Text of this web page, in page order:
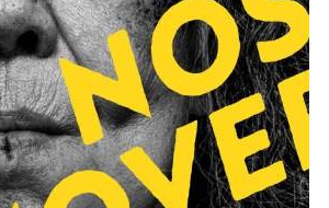
NO NOS MOVERÁN